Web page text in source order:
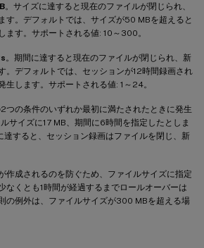
。サイズに達すると現在のファイルが閉じられ、
す。デフォルトでは、サイズが50 MBを超えると
ます。サポートされる値: 10～300。
。期間に達すると現在のファイルが閉じられ、新
。デフォルトでは、セッションが12時間録画され
生します。サポートされる値: 1～24。
つの条件のいずれか最初に満たされたときに発生
サイズに17 MB、期間に6時間を指定したとしま
達すると、セッション録画はファイルを閉じ、新
作成されるのを防ぐため、ファイルサイズに指定
なくとも1時間が経過するまでロールオーバーは
の例外は、ファイルサイズが300 MBを超える場